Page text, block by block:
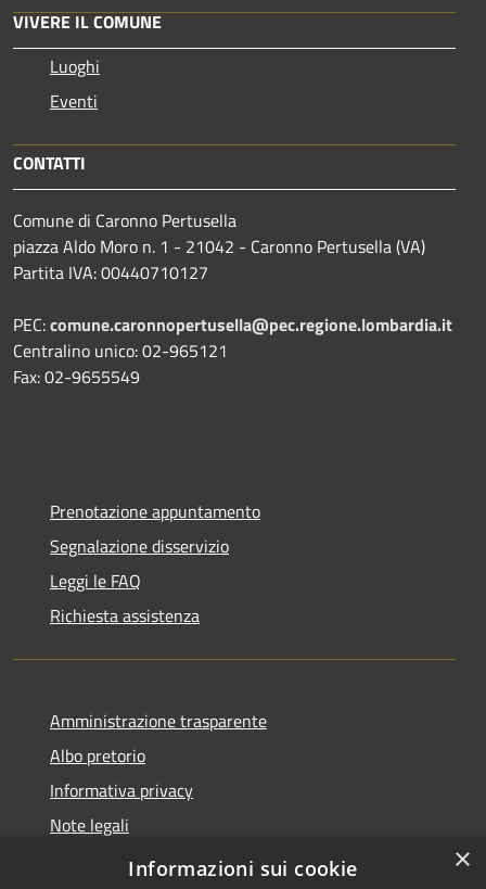
VIVERE IL COMUNE
Luoghi
Eventi
CONTATTI
Comune di Caronno Pertusella
piazza Aldo Moro n. 1 - 21042 - Caronno Pertusella (VA)
Partita IVA: 00440710127
PEC:comune.caronnopertusella@pec.regione.lombardia.it
Centralino unico: 02-965121
Fax: 02-9655549
Prenotazione appuntamento
Segnalazione disservizio
Leggi le FAQ
Richiesta assistenza
Amministrazione trasparente
Albo pretorio
Informativa privacy
Note legali
Dichiarazione di accessibilità
×
Informazioni sui cookie